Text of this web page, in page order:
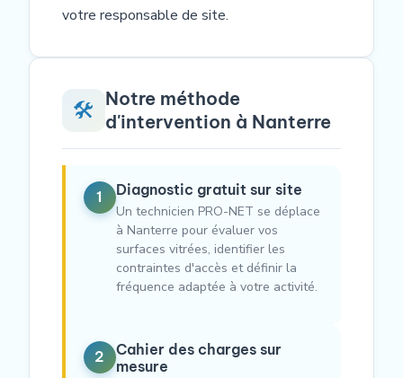
votre responsable de site.
🛠️ Notre méthode
d'intervention à Nanterre
1 Diagnostic gratuit sur site
Un technicien PRO-NET se déplace
à Nanterre pour évaluer vos
surfaces vitrées, identifier les
contraintes d'accès et définir la
fréquence adaptée à votre activité.
2
Cahier des charges sur
mesure